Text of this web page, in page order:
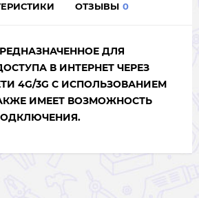
ОТЗЫВЫ 0
ДЛЯ
В ИНТЕРНЕТ ЧЕРЕЗ
4G/3G С ИСПОЛЬЗОВАНИЕМ
ИМЕЕТ ВОЗМОЖНОСТЬ